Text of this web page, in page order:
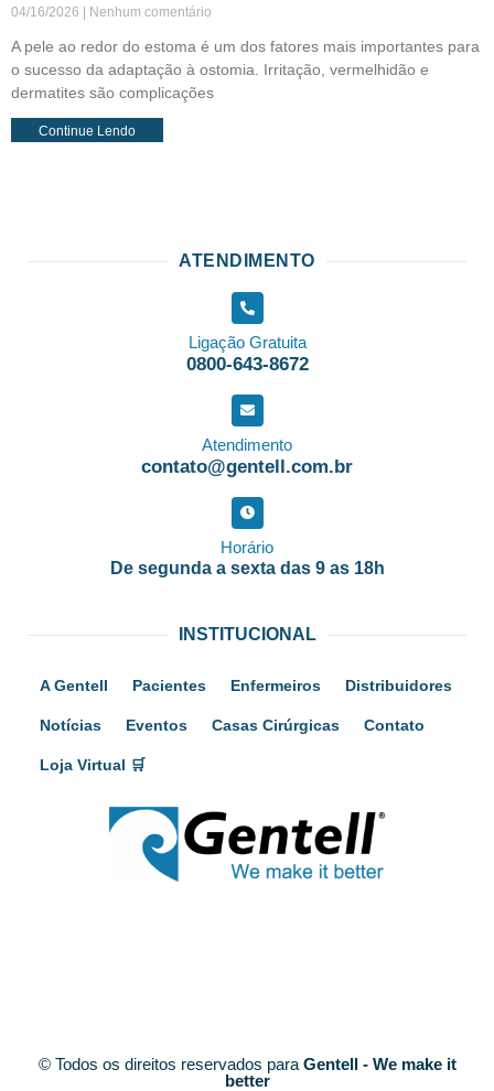
04/16/2026 Nenhum comentário
A pele ao redor do estoma é um dos fatores mais importantes para
o sucesso da adaptação à ostomia. Irritação, vermelhidão e
dermatites são complicações
Continue Lendo
ATENDIMENTO
Ligação Gratuita
0800-643-8672
Atendimento
contato@gentell.com.br
Horário
De segunda a sexta das 9 as 18h
INSTITUCIONAL
A Gentell Pacientes Enfermeiros Distribuidores
Notícias Eventos Casas Cirúrgicas Contato
Loja Virtual 🛒
© Todos os direitos reservados para Gentell - We make it
better